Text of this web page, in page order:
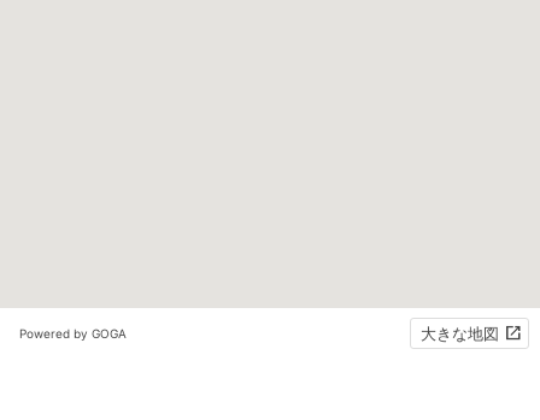
Powered by GOGA 大きな地図